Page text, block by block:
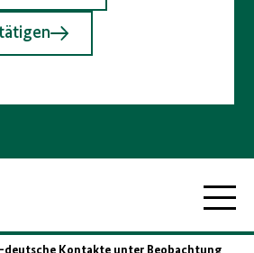
deutsche Kontakte unter Beobachtung